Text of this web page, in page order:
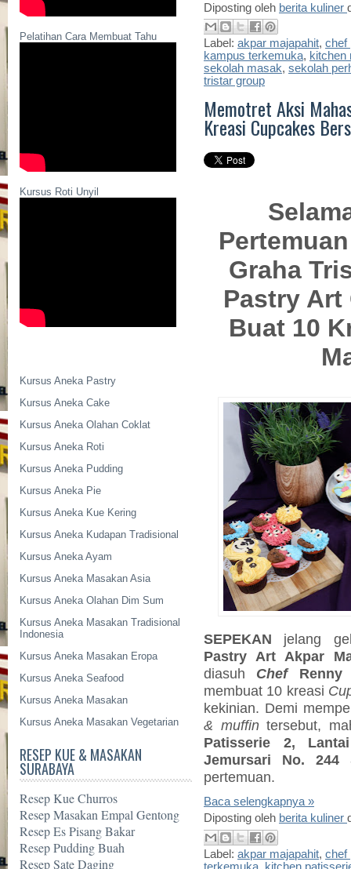
Pelatihan Cara Membuat Tahu
Kursus Roti Unyil
Kursus Aneka Pastry
Kursus Aneka Cake
Kursus Aneka Olahan Coklat
Kursus Aneka Roti
Kursus Aneka Pudding
Kursus Aneka Pie
Kursus Aneka Kue Kering
Kursus Aneka Kudapan Tradisional
Kursus Aneka Ayam
Kursus Aneka Masakan Asia
Kursus Aneka Olahan Dim Sum
Kursus Aneka Masakan Tradisional
Indonesia
Kursus Aneka Masakan Eropa
Kursus Aneka Seafood
Kursus Aneka Masakan
Kursus Aneka Masakan Vegetarian
RESEP KUE & MASAKAN
SURABAYA
Resep Kue Churros
Resep Masakan Empal Gentong
Resep Es Pisang Bakar
Resep Pudding Buah
Resep Sate Daging
Diposting oleh berita kuliner
Label: akpar majapahit, chef
kampus terkemuka, kitchen
sekolah masak, sekolah
tristar group
Memotret Aksi
Kreasi Cupcakes
Graha
Pastry Art
Buat 10
SEPEKAN jelang
Pastry Art Akpar
diasuh
Chef
membuat 10 kreasi
kekinian. Demi
& muffintersebut,
Patisserie 2,
Jemursari No. 244
pertemuan.
Baca selengkapnya »
Diposting oleh berita kuliner
Label: akpar majapahit, chef
terkemuka kitchen